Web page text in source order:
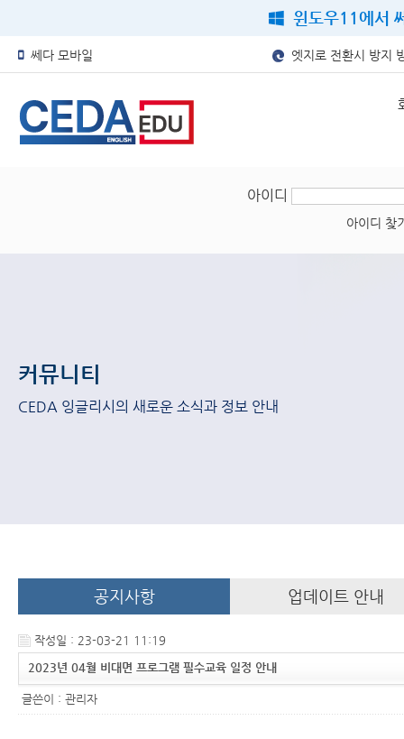
윈도우11에서
쎄다 모바일 엣지로 전환시 방지
아이디
아이디 찾
커뮤니티
CEDA 잉글리시의 새로운 소식과 정보 안내
공지사항 업데이트 안내
작성일 : 23-03-21 11:19
2023년 04월 비대면 프로그램 필수교육 일정 안내
글쓴이 : 관리자